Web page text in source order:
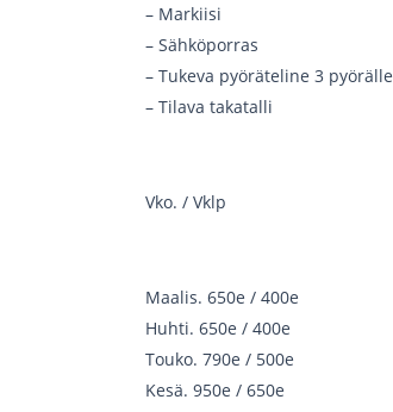
– Markiisi
– Sähköporras
– Tukeva pyöräteline 3 pyörälle
– Tilava takatalli
Vko. / Vklp
Maalis. 650e / 400e
Huhti. 650e / 400e
Touko. 790e / 500e
Kesä. 950e / 650e